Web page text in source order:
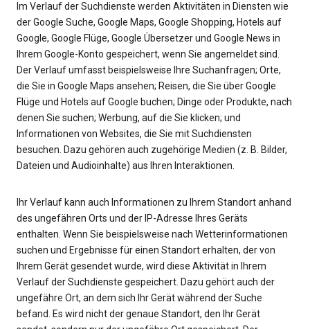
Im Verlauf der Suchdienste werden Aktivitäten in Diensten wie
der Google Suche, Google Maps, Google Shopping, Hotels auf
Google, Google Flüge, Google Übersetzer und Google News in
Ihrem Google-Konto gespeichert, wenn Sie angemeldet sind.
Der Verlauf umfasst beispielsweise Ihre Suchanfragen; Orte,
die Sie in Google Maps ansehen; Reisen, die Sie über Google
Flüge und Hotels auf Google buchen; Dinge oder Produkte, nach
denen Sie suchen; Werbung, auf die Sie klicken; und
Informationen von Websites, die Sie mit Suchdiensten
besuchen. Dazu gehören auch zugehörige Medien (z. B. Bilder,
Dateien und Audioinhalte) aus Ihren Interaktionen.
Ihr Verlauf kann auch Informationen zu Ihrem Standort anhand
des ungefähren Orts und der IP-Adresse Ihres Geräts
enthalten. Wenn Sie beispielsweise nach Wetterinformationen
suchen und Ergebnisse für einen Standort erhalten, der von
Ihrem Gerät gesendet wurde, wird diese Aktivität in Ihrem
Verlauf der Suchdienste gespeichert. Dazu gehört auch der
ungefähre Ort, an dem sich Ihr Gerät während der Suche
befand. Es wird nicht der genaue Standort, den Ihr Gerät